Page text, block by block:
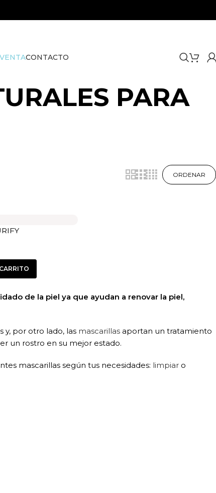
CONTACTO
PARA
de la piel ya que ayudan a renovar la piel,
y, por otro lado, las mascarillas aportan un tratamiento
un rostro en su mejor estado.
mascarillas según tus necesidades: limpiar o